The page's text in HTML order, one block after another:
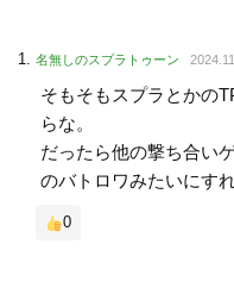
名無しのスプラトゥーン
そもそもスプラとかの
らな。
だったら他の撃ち合い
のバトロワみたいにす
0